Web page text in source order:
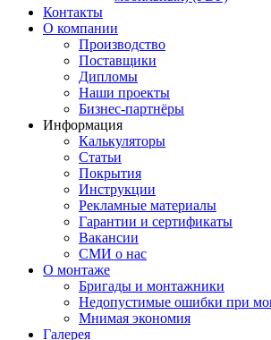
Контакты
О компании
Производство
Поставщики
Дипломы
Наши проекты
Бизнес-партнёры
Информация
Калькуляторы
Статьи
Покрытия
Инструкции
Рекламные материалы
Гарантии и сертификаты
Вакансии
СМИ о нас
О монтаже
Бригады и монтажники
Недопустимые ошибки при
Мнимая экономия
Галерея